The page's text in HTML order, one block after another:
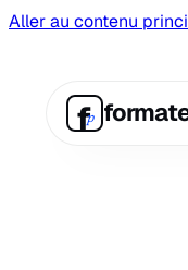
Aller au contenu
fp